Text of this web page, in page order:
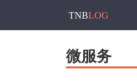
TNBLOG
微服务